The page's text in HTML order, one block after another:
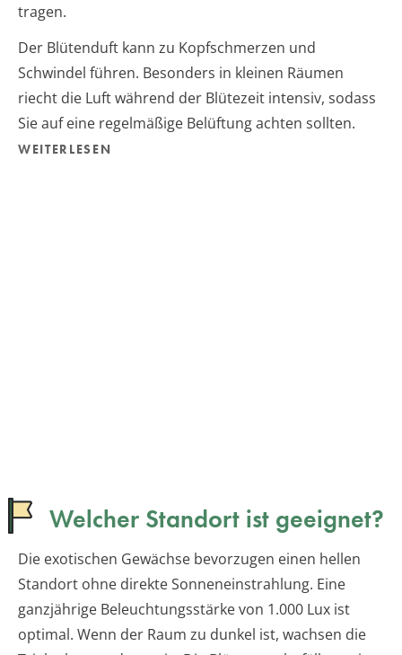
tragen.
Der Blütenduft kann zu Kopfschmerzen und
Schwindel führen. Besonders in kleinen Räumen
riecht die Luft während der Blütezeit intensiv, sodass
Sie auf eine regelmäßige Belüftung achten sollten.
WEITERLESEN
Welcher Standort ist geeignet?
Die exotischen Gewächse bevorzugen einen hellen
Standort ohne direkte Sonneneinstrahlung. Eine
ganzjährige Beleuchtungsstärke von 1.000 Lux ist
optimal. Wenn der Raum zu dunkel ist, wachsen die